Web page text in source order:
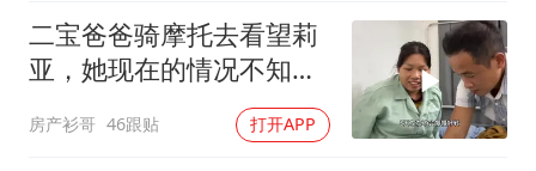
二宝爸爸骑摩托去看望莉
亚，她现在的情况不知道
房产衫哥 46跟贴 打开APP